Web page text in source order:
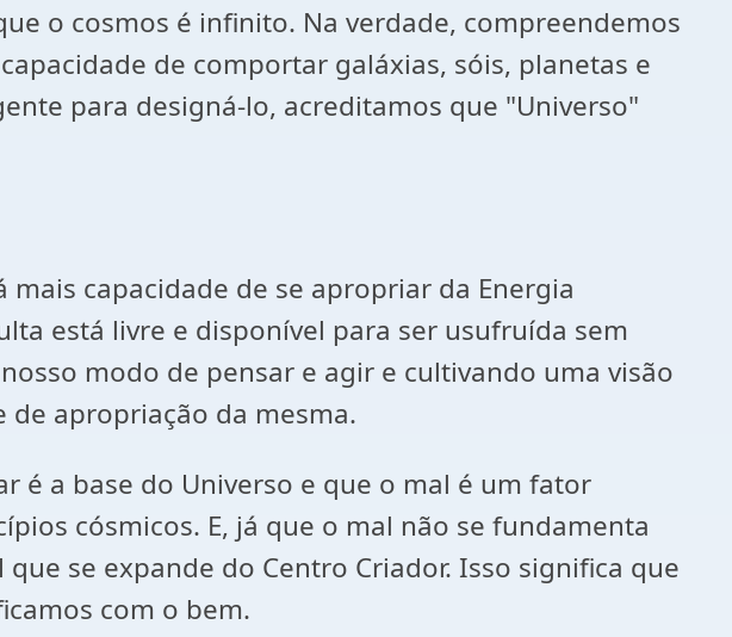
o cosmos é infinito. Na verdade, compreendemos
de comportar galáxias, sóis, planetas e
para designá-lo, acreditamos que "Universo"
capacidade de se apropriar da Energia
está livre e disponível para ser usufruída sem
modo de pensar e agir e cultivando uma visão
de apropriação da mesma.
é a base do Universo e que o mal é um fator
cósmicos. E, já que o mal não se fundamenta
se expande do Centro Criador. Isso significa que
com o bem.